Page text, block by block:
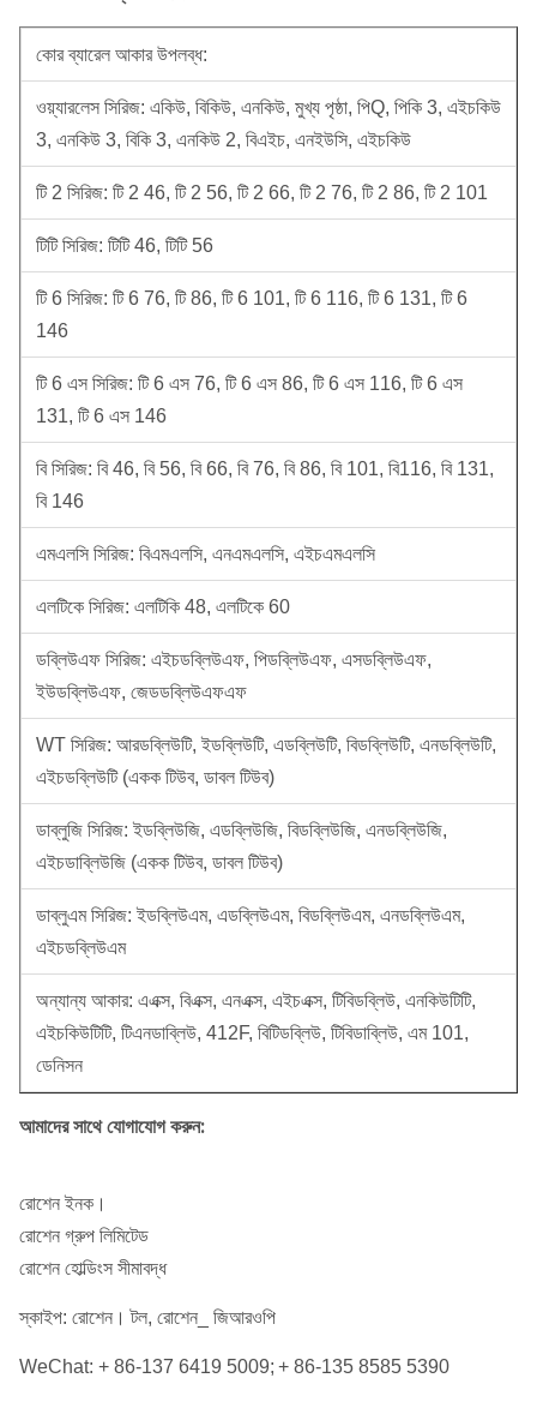
কোর ব্যারেল আকার উপলব্ধ:
ওয়্যারলেস সিরিজ: একিউ, বিকিউ, এনকিউ, মুখ্য পৃষ্ঠা, পিQ, পিকি 3, এইচকিউ
3, এনকিউ 3, বিকি 3, এনকিউ 2, বিএইচ, এনইউসি, এইচকিউ
টি 2 সিরিজ: টি 2 46, টি 2 56, টি 2 66, টি 2 76, টি 2 86, টি 2 101
টিটি সিরিজ: টিটি 46, টিটি 56
টি 6 সিরিজ: টি 6 76, টি 86, টি 6 101, টি 6 116, টি 6 131, টি 6
146
টি 6 এস সিরিজ: টি 6 এস 76, টি 6 এস 86, টি 6 এস 116, টি 6 এস
131, টি 6 এস 146
বি সিরিজ: বি 46, বি 56, বি 66, বি 76, বি 86, বি 101, বি116, বি 131,
বি 146
এমএলসি সিরিজ: বিএমএলসি, এনএমএলসি, এইচএমএলসি
এলটিকে সিরিজ: এলটিকি 48, এলটিকে 60
ডব্লিউএফ সিরিজ: এইচডব্লিউএফ, পিডব্লিউএফ, এসডব্লিউএফ,
ইউডব্লিউএফ, জেডডব্লিউএফএফ
WT সিরিজ: আরডব্লিউটি, ইডব্লিউটি, এডব্লিউটি, বিডব্লিউটি, এনডব্লিউটি,
এইচডব্লিউটি (একক টিউব, ডাবল টিউব)
ডাব্লুজি সিরিজ: ইডব্লিউজি, এডব্লিউজি, বিডব্লিউজি, এনডব্লিউজি,
এইচডাব্লিউজি (একক টিউব, ডাবল টিউব)
ডাব্লুএম সিরিজ: ইডব্লিউএম, এডব্লিউএম, বিডব্লিউএম, এনডব্লিউএম,
এইচডব্লিউএম
অন্যান্য আকার: এএক্স, বিএক্স, এনএক্স, এইচএক্স, টিবিডব্লিউ, এনকিউটিটি,
এইচকিউটিটি, টিএনডাব্লিউ, 412F, বিটিডব্লিউ, টিবিডাব্লিউ, এম 101,
ডেনিসন
আমাদের সাথে যোগাযোগ করুন:
রোশেন ইনক।
রোশেন গ্রুপ লিমিটেড
রোশেন হোল্ডিংস সীমাবদ্ধ
স্কাইপ: রোশেন। টল, রোশেন_ জিআরওপি
WeChat: + 86-137 6419 5009; + 86-135 8585 5390